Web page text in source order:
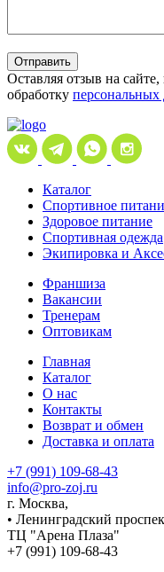
Отправить
Оставляя отзыв на
обработку
Каталог
Спортивное
Здоровое питание
Спортивная одежда
Экипировка и
Франшиза
Вакансии
Тренерам
Оптовикам
Главная
Каталог
О нас
Контакты
Возврат и обмен
Доставка и оплата
+7 (991) 109-68-43
info@pro-zoj.ru
г. Москва,
• Ленинградский
ТЦ "Арена Плаза"
+7 (991) 109-68-43